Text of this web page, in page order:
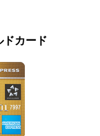
ドカード